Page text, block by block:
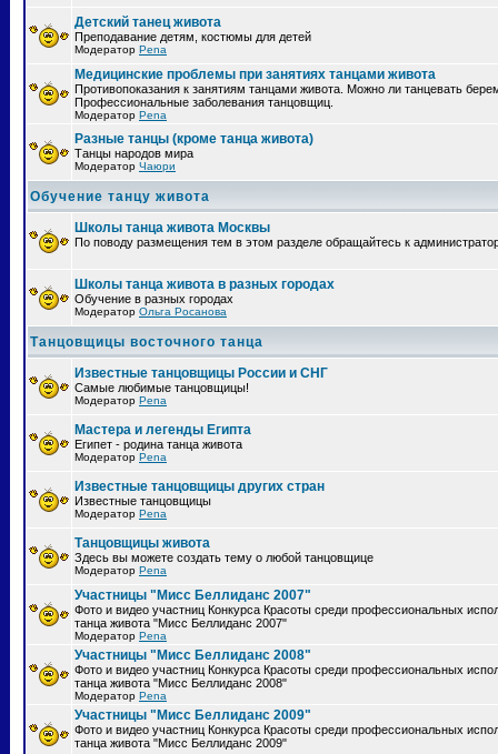
Детский танец живота
Преподавание детям, костюмы для детей
Модератор Pena
Медицинские проблемы при занятиях танцами живота
Противопоказания к занятиям танцами живота. Можно ли танцевать
Профессиональные заболевания танцовщиц.
Модератор Pena
Разные танцы (кроме танца живота)
Танцы народов мира
Модератор Чаюри
Обучение танцу живота
Школы танца живота Москвы
По поводу размещения тем в этом разделе обращайтесь к
Школы танца живота в разных городах
Обучение в разных городах
Модератор Ольга Росанова
Танцовщицы восточного танца
Известные танцовщицы России и СНГ
Самые любимые танцовщицы!
Модератор Pena
Мастера и легенды Египта
Египет - родина танца живота
Модератор Pena
Известные танцовщицы других стран
Известные танцовщицы
Модератор Pena
Танцовщицы живота
Здесь вы можете создать тему о любой танцовщице
Модератор Pena
Участницы "Мисс Беллиданс 2007"
Фото и видео участниц Конкурса Красоты среди профессиональных
танца живота "Мисс Беллиданс 2007"
Модератор Pena
Участницы "Мисс Беллиданс 2008"
Фото и видео участниц Конкурса Красоты среди профессиональных
танца живота "Мисс Беллиданс 2008"
Модератор Pena
Участницы "Мисс Беллиданс 2009"
Фото и видео участниц Конкурса Красоты среди профессиональных
танца живота "Мисс Беллиданс 2009"